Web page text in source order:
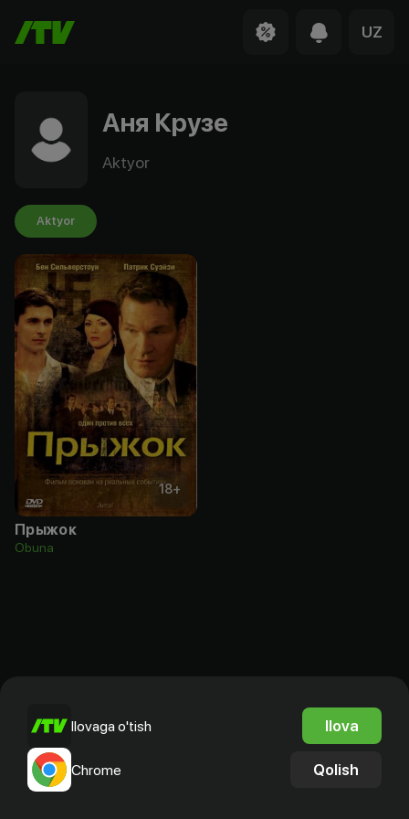
UZ
Аня Крузе
Aktyor
Aktyor
18+
Прыжок
Obuna
Ilovaga o'tish Ilova
Chrome Qolish